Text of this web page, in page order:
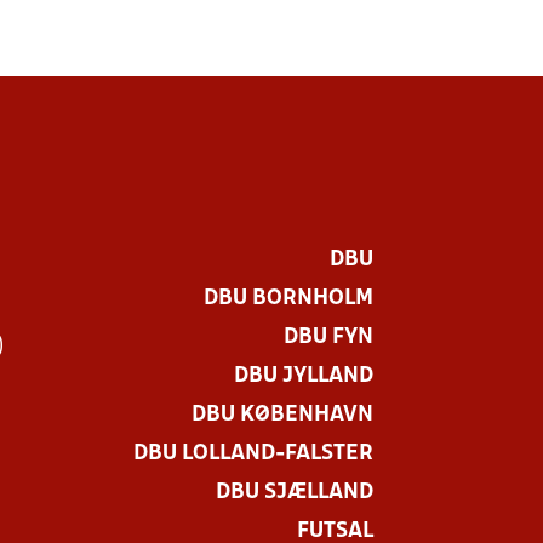
DBU
DBU BORNHOLM
DBU FYN
DBU JYLLAND
DBU KØBENHAVN
DBU LOLLAND-FALSTER
DBU SJÆLLAND
FUTSAL